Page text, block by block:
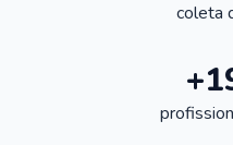
coleta